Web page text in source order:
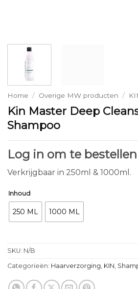
Home / Overige MW producten /
Kin Master Deep
Shampoo
Log in om te bestellen
Verkrijgbaar in 250ml & 1000ml.
Inhoud
250 ML 1000 ML
SKU: N/B
Categorieën: Haarverzorging, KIN,